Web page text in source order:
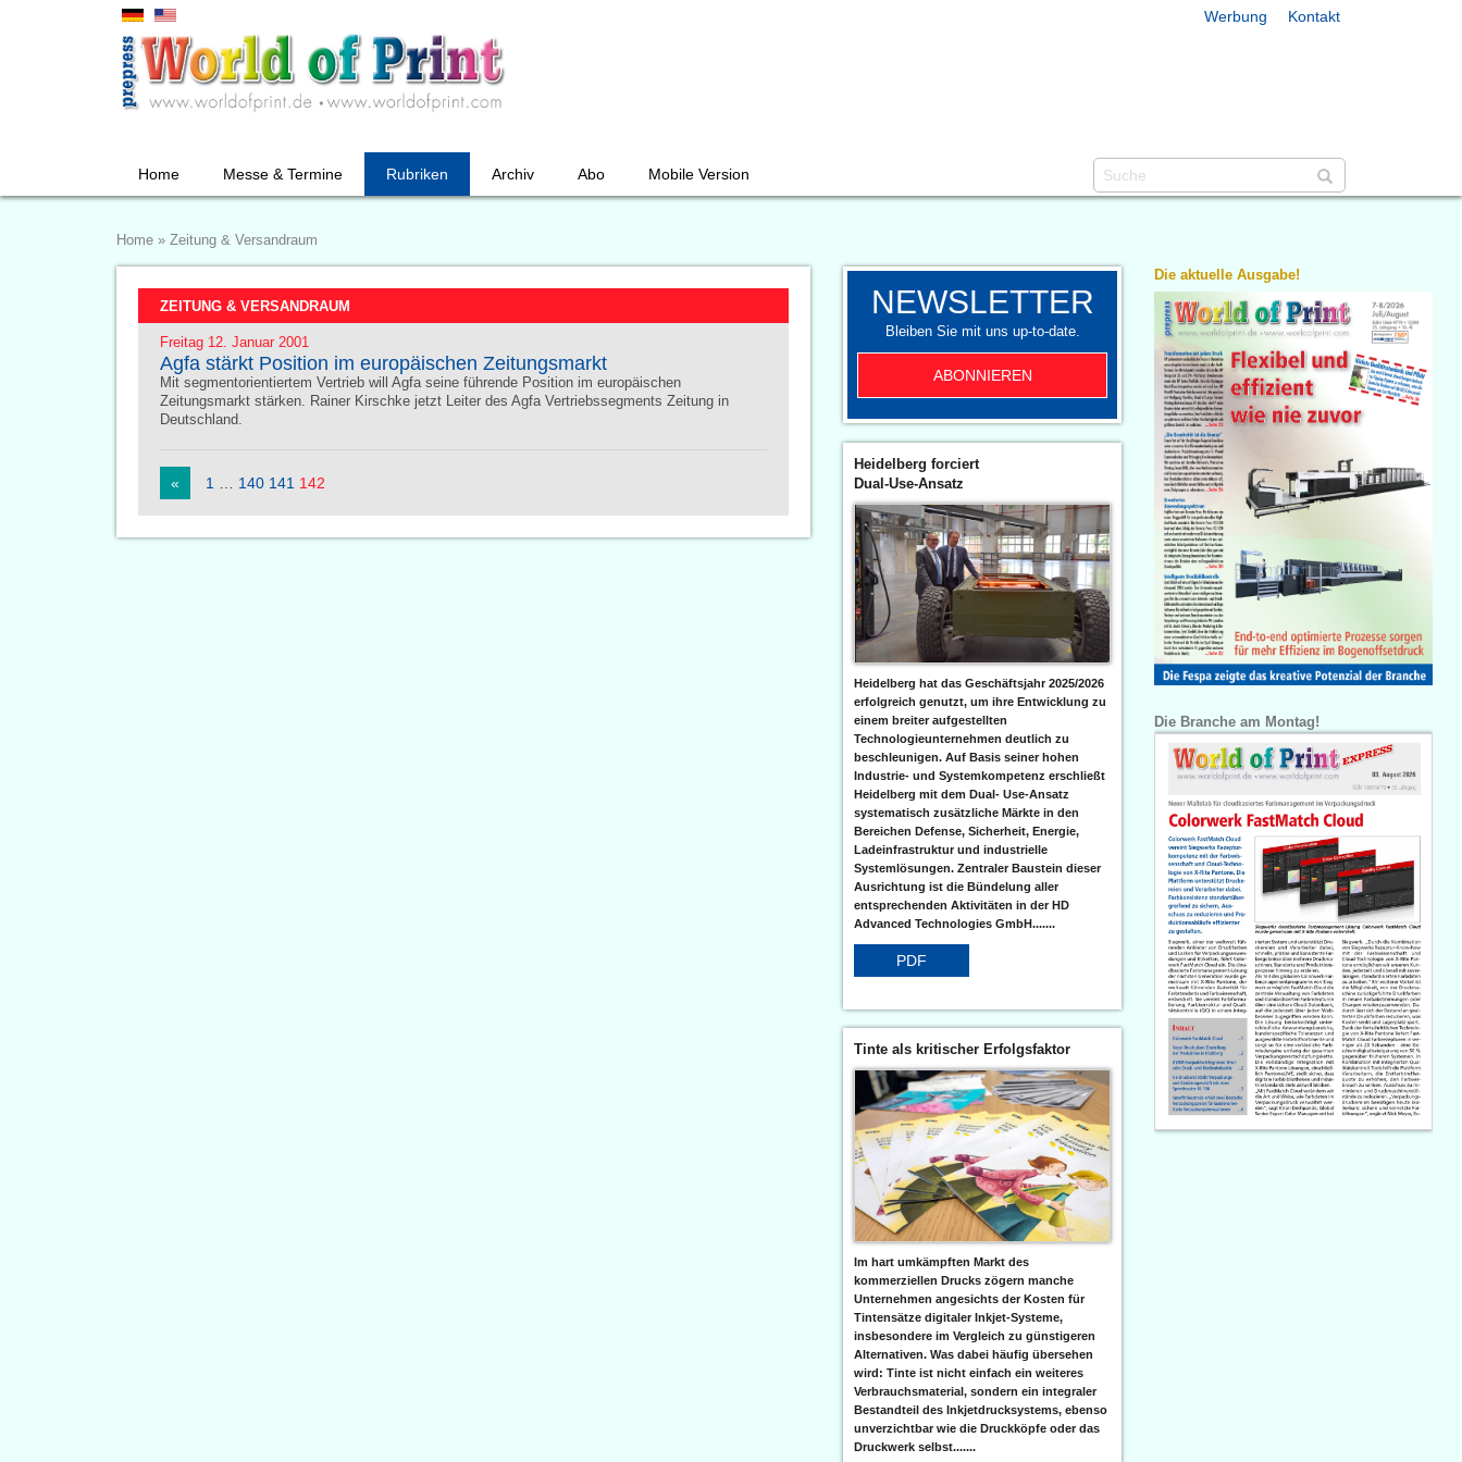
Werbung Kontakt
Home Messe & Termine Rubriken Archiv Abo Mobile Version
Home » Zeitung & Versandraum
ZEITUNG & VERSANDRAUM
Freitag 12. Januar 2001
Agfa stärkt Position im europäischen Zeitungsmarkt
Mit segmentorientiertem Vertrieb will Agfa seine führende Position im europäischen
Zeitungsmarkt stärken. Rainer Kirschke jetzt Leiter des Agfa Vertriebssegments Zeitung in
Deutschland.
« 1 140 141 142
NEWSLETTER
Bleiben Sie mit uns up-to-date.
ABONNIEREN
Heidelberg forciert
Dual-Use-Ansatz
Heidelberg hat das Geschäftsjahr 2025/2026
erfolgreich genutzt, um ihre Entwicklung zu
einem breiter aufgestellten
Technologieunternehmen deutlich zu
beschleunigen. Auf Basis seiner hohen
Industrie- und Systemkompetenz erschließt
Heidelberg mit dem Dual- Use-Ansatz
systematisch zusätzliche Märkte in den
Bereichen Defense, Sicherheit, Energie,
Ladeinfrastruktur und industrielle
Systemlösungen. Zentraler Baustein dieser
Ausrichtung ist die Bündelung aller
entsprechenden Aktivitäten in der HD
Advanced Technologies GmbH.......
PDF
Tinte als kritischer Erfolgsfaktor
Im hart umkämpften Markt des
kommerziellen Drucks zögern manche
Unternehmen angesichts der Kosten für
Tintensätze digitaler Inkjet-Systeme,
insbesondere im Vergleich zu günstigeren
Alternativen. Was dabei häufig übersehen
wird: Tinte ist nicht einfach ein weiteres
Verbrauchsmaterial, sondern ein integraler
Bestandteil des Inkjetdrucksystems, ebenso
unverzichtbar wie die Druckköpfe oder das
Druckwerk selbst.......
Die aktuelle Ausgabe!
Die Branche am Montag!